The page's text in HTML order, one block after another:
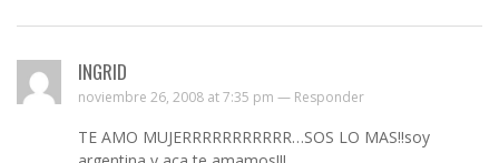
INGRID
noviembre 26, 2008 at 7:35 pm — Responder
TE AMO MUJERRRRRRRRRRR…SOS LO MAS!!soy